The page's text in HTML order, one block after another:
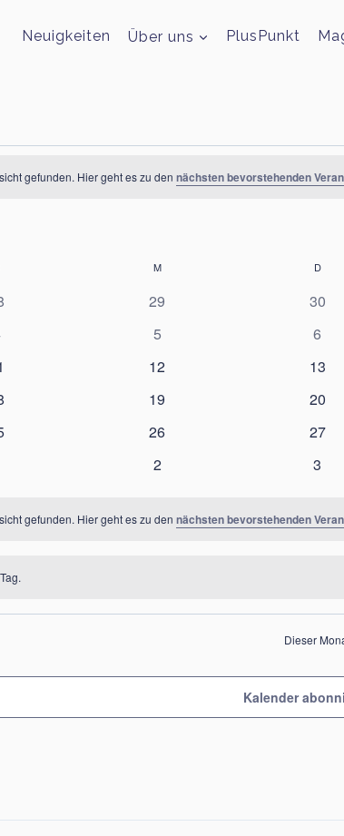
Neuigkeiten Über uns PlusPunkt
gefunden. Hier geht es zu den nächsten bevorstehenden
MMITTWOCH D
0
29
0
30
0
5
0
6
0
12
0
13
0
19
0
20
0
26
0
27
0
2
0
3
gefunden. Hier geht es zu den nächsten bevorstehenden
Dieser
Kalender